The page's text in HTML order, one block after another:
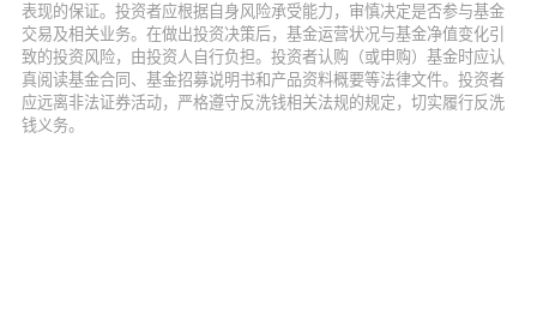
表现的保证。投资者应根据自身风险承受能力，审慎决定是否参与基金
交易及相关业务。在做出投资决策后，基金运营状况与基金净值变化引
致的投资风险，由投资人自行负担。投资者认购（或申购）基金时应认
真阅读基金合同、基金招募说明书和产品资料概要等法律文件。投资者
应远离非法证券活动，严格遵守反洗钱相关法规的规定，切实履行反洗
钱义务。